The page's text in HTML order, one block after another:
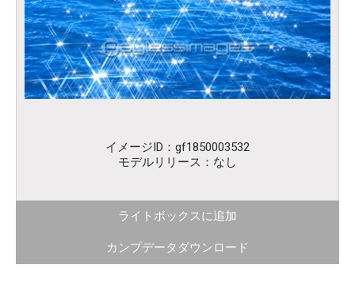
イメージID：gf1850003532
モデルリリース：なし
ライトボックスに追加
カンプデータダウンロード